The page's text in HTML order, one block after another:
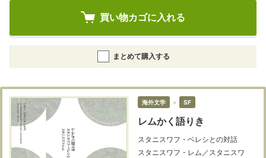
買い物カゴに入れる
まとめて購入する
海外文学 ＞ SF
レムかく語りき
スタニスワフ・ベレシとの対話
スタニスワフ・レム／スタニスワ